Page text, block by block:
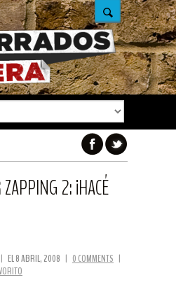
2: ¡HACÉ
| EL 8 ABRIL, 2008 | 0 COMMENTS |